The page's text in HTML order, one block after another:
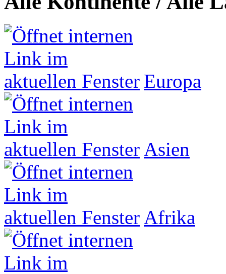
Europa
Asien
Afrika